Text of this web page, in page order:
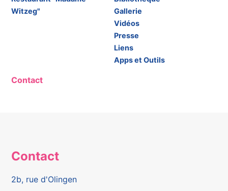
Witzeg"
Gallerie
Vidéos
Presse
Liens
Apps et Outils
Contact
Contact
2b, rue d'Olingen